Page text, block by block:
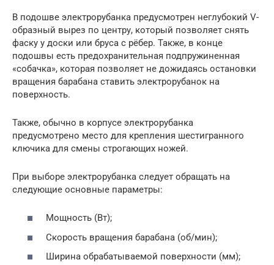
В подошве электрорубанка предусмотрен неглубокий V-
образный вырез по центру, который позволяет снять
фаску у доски или бруса с рёбер. Также, в конце
подошвы есть предохранительная подпружиненная
«собачка», которая позволяет не дожидаясь остановки
вращения барабана ставить электрорубанок на
поверхность.
Также, обычно в корпусе электрорубанка
предусмотрено место для крепления шестигранного
ключика для смены строгающих ножей.
При выборе электрорубанка следует обращать на
следующие основные параметры:
Мощность (Вт);
Скорость вращения барабана (об/мин);
Ширина обрабатываемой поверхности (мм);